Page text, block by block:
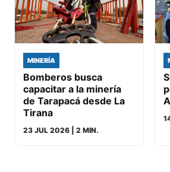
MINERÍA
Bomberos busca
capacitar a la minería
de Tarapacá desde La
Tirana
23 JUL 2026 | 2 MIN.